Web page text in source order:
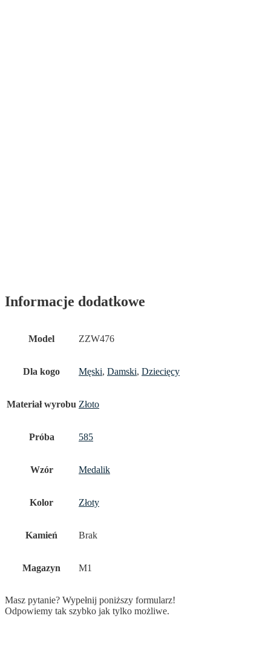
Informacje dodatkowe
Model ZZW476
Dla kogo Męski, Damski, Dziecięcy
Materiał wyrobu Złoto
Próba 585
Wzór Medalik
Kolor Złoty
Kamień Brak
Magazyn M1
Masz pytanie? Wypełnij poniższy formularz!
Odpowiemy tak szybko jak tylko możliwe.